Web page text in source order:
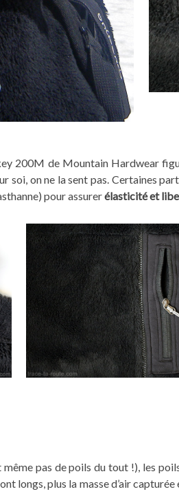
200M de Mountain Hardwear
soi, on ne la sent pas. Certaines
pour assurerélasticité et
pas de poils du tout !), les
longs, plus la masse d’air